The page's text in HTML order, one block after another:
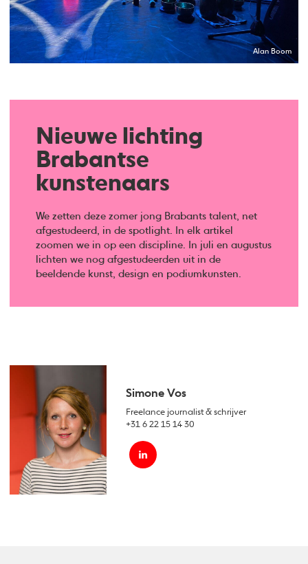
Alan Boom
Nieuwe lichting
Brabantse
kunstenaars
We zetten deze zomer jong Brabants talent, net
afgestudeerd, in de spotlight. In elk artikel
zoomen we in op een discipline. In juli en augustus
lichten we nog afgestudeerden uit in de
beeldende kunst, design en podiumkunsten.
Simone Vos
Freelance journalist & schrijver
+31 6 22 15 14 30